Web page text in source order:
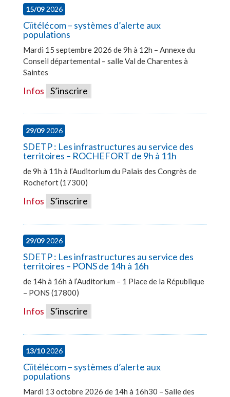
15/092026
Ciitélécom – systèmes d’alerte aux
populations
Mardi 15 septembre 2026 de 9h à 12h – Annexe du
Conseil départemental – salle Val de Charentes à
Saintes
Infos S’inscrire
29/092026
SDETP : Les infrastructures au service des
territoires – ROCHEFORT de 9h à 11h
de 9h à 11h à l’Auditorium du Palais des Congrès de
Rochefort (17300)
Infos S’inscrire
29/092026
SDETP : Les infrastructures au service des
territoires – PONS de 14h à 16h
de 14h à 16h à l’Auditorium – 1 Place de la République
– PONS (17800)
Infos S’inscrire
13/102026
Ciitélécom – systèmes d’alerte aux
populations
Mardi 13 octobre 2026 de 14h à 16h30 – Salle des